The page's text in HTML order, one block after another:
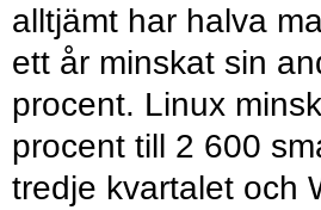
alltjämt har halva
ett år minskat sin
procent. Linux
procent till 2 600
tredje kvartalet och